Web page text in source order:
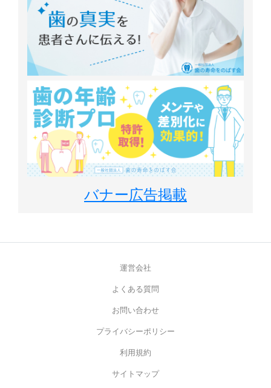
バナー広告掲載
運営会社
よくある質問
お問い合わせ
プライバシーポリシー
利用規約
サイトマップ